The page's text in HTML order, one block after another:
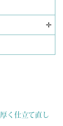
✛
く仕立て直し